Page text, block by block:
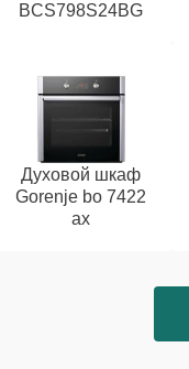
BCS798S24BG
Духовой шкаф
Gorenje bo 7422
ax